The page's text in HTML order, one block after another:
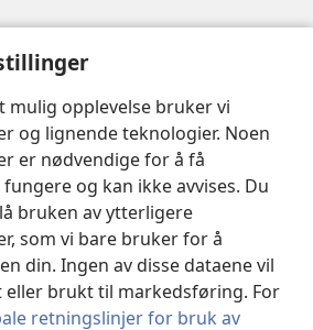
mulig opplevelse bruker vi
og lignende teknologier. Noen
er nødvendige for å få
og kan ikke avvises. Du
bruken av ytterligere
som vi bare bruker for å
din. Ingen av disse dataene vil
eller brukt til markedsføring. For
retningslinjer for bruk av
LIBRARY™